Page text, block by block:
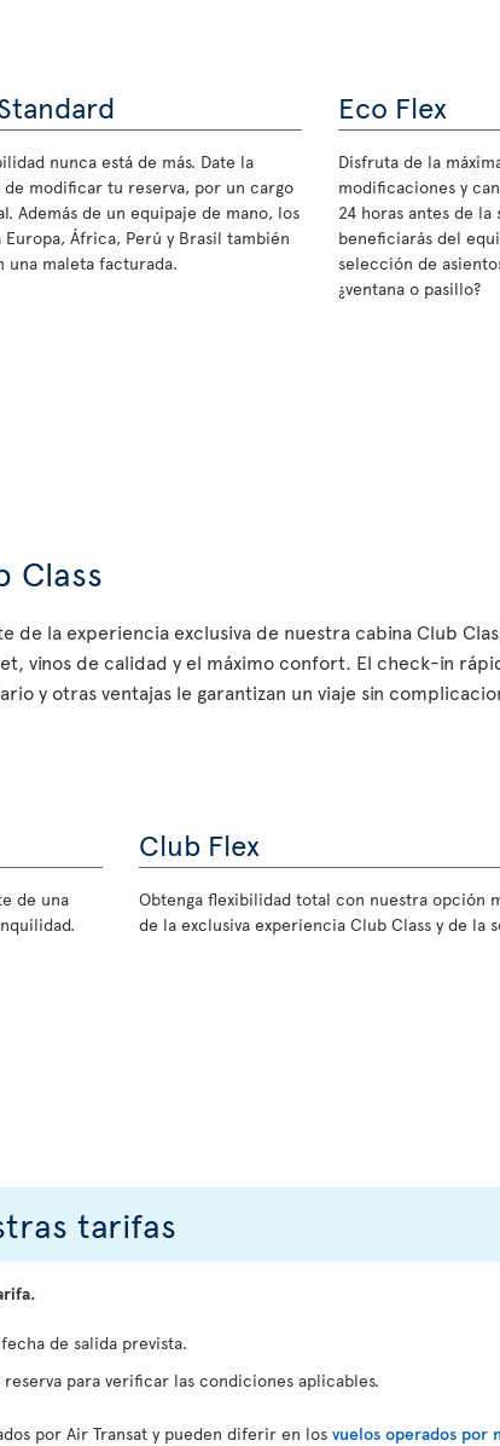
nunca está de más. Date la
modificar tu reserva, por un cargo
Además de un equipaje de mano, los
Europa, África, Perú y Brasil también
una maleta facturada.
Eco Flex
Disfruta de la
modificaciones y
24 horas antes de la
beneficiarás del
selección de
¿ventana o pasillo?
Class
de la experiencia exclusiva de nuestra cabina Club
vinos de calidad y el máximo confort. El check-in
y otras ventajas le garantizan un viaje sin
de una
Club Flex
Obtenga flexibilidad total con nuestra opción
de la exclusiva experiencia Club Class y de la
tarifas
de salida prevista.
para verificar las condiciones aplicables.
por Air Transat y pueden diferir en los vuelos operados por